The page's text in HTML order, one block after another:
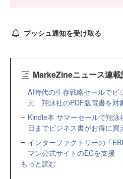
プッシュ通知を受け取る
MarkeZineニュース連
AI時代の生存戦略セールでビ
元 翔泳社のPDF版電書を対
Kindle本 サマーセールで翔
日までビジネス書がお得に買
インターファクトリーの「
マン公式サイトのECを支援
もっと読む